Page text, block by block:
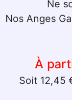
Ne
Nos Anges
À
Soit 12,45